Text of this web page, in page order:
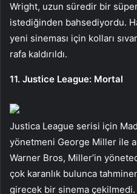
Wright, uzun süredir bir
istediğinden bahsediyordu.
yeni sineması için kolları
rafa kaldırıldı.
11. Justice League: Mortal
Justica League serisi için
yönetmeni George Miller ile
Warner Bros, Miller’in
çok karanlık bulunca
girecek bir sinema çekilmedi.